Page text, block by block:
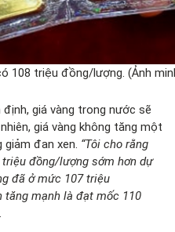
108 triệu đồng/lượng. (Ảnh
định, giá vàng trong nước sẽ
giá vàng không tăng một
giảm đan xen. “Tôi cho rằng
đồng/lượng sớm hơn dự
đã ở mức 107 triệu
mạnh là đạt mốc 110